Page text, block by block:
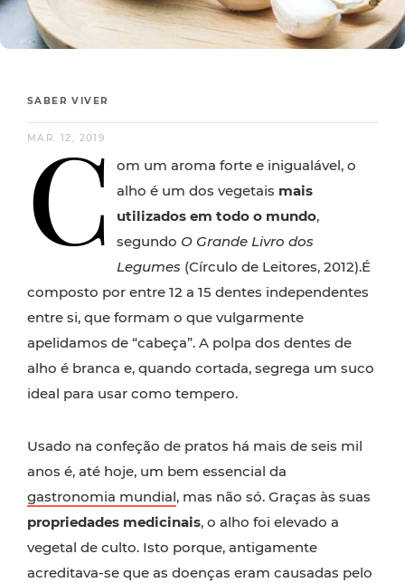
SABER VIVER
MAR. 12, 2019
C
om um aroma forte e inigualável, o
alho é um dos vegetais mais
utilizados em todo o mundo,
segundo O Grande Livro dos
Legumes (Círculo de Leitores, 2012).É
composto por entre 12 a 15 dentes independentes
entre si, que formam o que vulgarmente
apelidamos de “cabeça”. A polpa dos dentes de
alho é branca e, quando cortada, segrega um suco
ideal para usar como tempero.
Usado na confeção de pratos há mais de seis mil
anos é, até hoje, um bem essencial da
gastronomia mundial, mas não só. Graças às suas
propriedades medicinais, o alho foi elevado a
vegetal de culto. Isto porque, antigamente
acreditava-se que as doenças eram causadas pelo